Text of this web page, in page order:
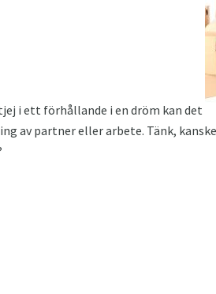
i ett förhållande i en dröm kan det
av partner eller arbete. Tänk,